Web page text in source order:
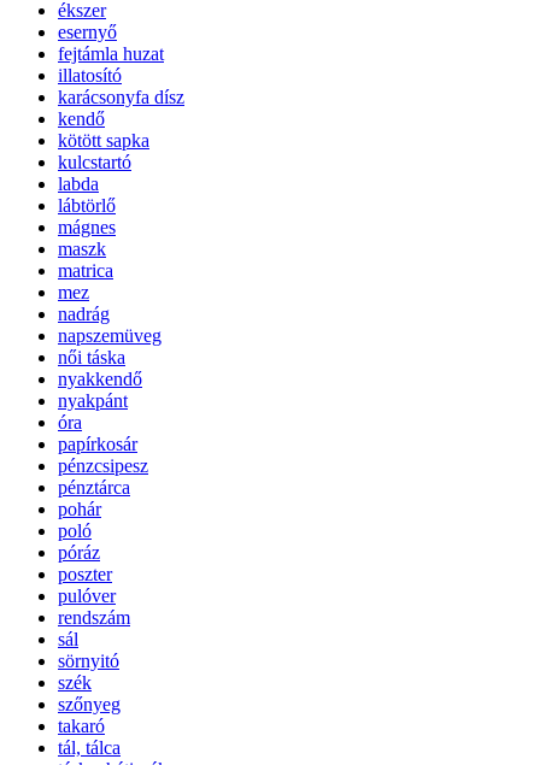
ékszer
esernyő
fejtámla huzat
illatosító
karácsonyfa dísz
kendő
kötött sapka
kulcstartó
labda
lábtörlő
mágnes
maszk
matrica
mez
nadrág
napszemüveg
női táska
nyakkendő
nyakpánt
óra
papírkosár
pénzcsipesz
pénztárca
pohár
poló
póráz
poszter
pulóver
rendszám
sál
sörnyitó
szék
szőnyeg
takaró
tál, tálca